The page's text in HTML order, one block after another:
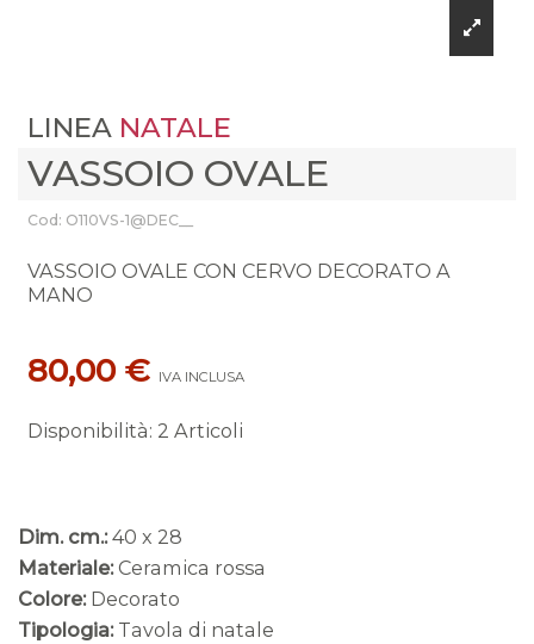
LINEA NATALE
VASSOIO OVALE
Cod: O110VS-1@DEC__
VASSOIO OVALE CON CERVO DECORATO A
MANO
80,00 € IVA INCLUSA
Disponibilità: 2 Articoli
Dim. cm.: 40 x 28
Materiale: Ceramica rossa
Colore: Decorato
Tipologia: Tavola di natale